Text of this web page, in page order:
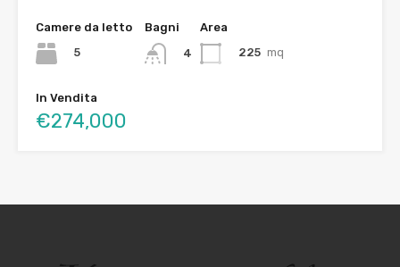
Camere da letto
5
Bagni
4
Area
225 mq
In Vendita
€274,000